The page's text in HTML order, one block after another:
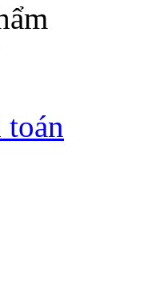
toán